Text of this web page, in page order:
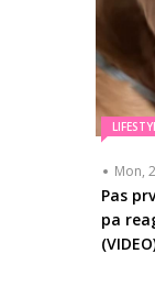
Mon,
Pas
pa